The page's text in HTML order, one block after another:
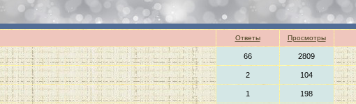
Ответы Просмотры
66 2809
2 104
1 198